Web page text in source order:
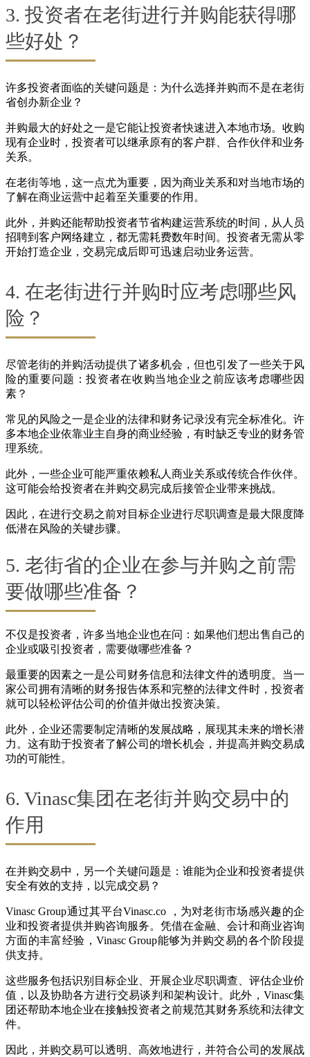
3. 投资者在老街进行并购能获得哪
些好处？
许多投资者面临的关键问题是：为什么选择并购而不是在老街
省创办新企业？
并购最大的好处之一是它能让投资者快速进入本地市场。收购
现有企业时，投资者可以继承原有的客户群、合作伙伴和业务
关系。
在老街等地，这一点尤为重要，因为商业关系和对当地市场的
了解在商业运营中起着至关重要的作用。
此外，并购还能帮助投资者节省构建运营系统的时间，从人员
招聘到客户网络建立，都无需耗费数年时间。投资者无需从零
开始打造企业，交易完成后即可迅速启动业务运营。
4. 在老街进行并购时应考虑哪些风
险？
尽管老街的并购活动提供了诸多机会，但也引发了一些关于风
险的重要问题：投资者在收购当地企业之前应该考虑哪些因
素？
常见的风险之一是企业的法律和财务记录没有完全标准化。许
多本地企业依靠业主自身的商业经验，有时缺乏专业的财务管
理系统。
此外，一些企业可能严重依赖私人商业关系或传统合作伙伴。
这可能会给投资者在并购交易完成后接管企业带来挑战。
因此，在进行交易之前对目标企业进行尽职调查是最大限度降
低潜在风险的关键步骤。
5. 老街省的企业在参与并购之前需
要做哪些准备？
不仅是投资者，许多当地企业也在问：如果他们想出售自己的
企业或吸引投资者，需要做哪些准备？
最重要的因素之一是公司财务信息和法律文件的透明度。当一
家公司拥有清晰的财务报告体系和完整的法律文件时，投资者
就可以轻松评估公司的价值并做出投资决策。
此外，企业还需要制定清晰的发展战略，展现其未来的增长潜
力。这有助于投资者了解公司的增长机会，并提高并购交易成
功的可能性。
6. Vinasc集团在老街并购交易中的
作用
在并购交易中，另一个关键问题是：谁能为企业和投资者提供
安全有效的支持，以完成交易？
Vinasc Group通过其平台Vinasc.co ，为对老街市场感兴趣的企
业和投资者提供并购咨询服务。凭借在金融、会计和商业咨询
方面的丰富经验，Vinasc Group能够为并购交易的各个阶段提
供支持。
这些服务包括识别目标企业、开展企业尽职调查、评估企业价
值，以及协助各方进行交易谈判和架构设计。此外，Vinasc集
团还帮助本地企业在接触投资者之前规范其财务系统和法律文
件。
因此，并购交易可以透明、高效地进行，并符合公司的发展战